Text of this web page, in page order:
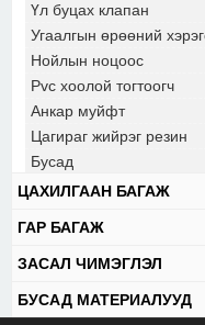
Үл буцах клапан
Угаалгын өрөөний
Нойлын ноцоос
Pvc хоолой тогтоогч
Анкар муйфт
Цагираг жийрэг резин
Бусад
ЦАХИЛГААН БАГАЖ
ГАР БАГАЖ
ЗАСАЛ ЧИМЭГЛЭЛ
БУСАД МАТЕРИАЛУУД